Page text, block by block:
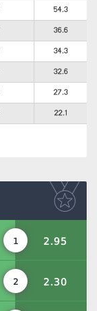
54.3
36.6
34.3
32.6
27.3
22.1
1 2.95
2 2.30